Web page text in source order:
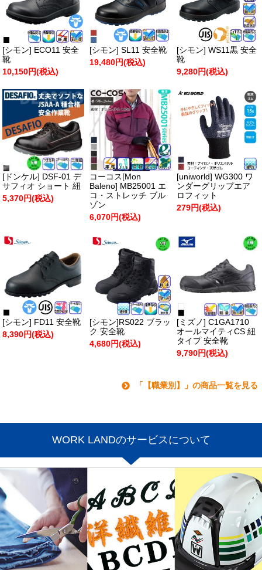
[シモン] ECO11 安全
靴
10,150円(税込)
[シモン] SL11 安全靴
19,480円(税込)
[シモン] WS11黒 安全
靴
9,280円(税込)
[ドンケル] DSF-01 デ
サフィオ ショート 紐
5,370円(税込)
コーコス[Mon
Baleno] MB25001 エ
コ・ストレッチ ブル
ゾン
6,070円(税込)
[uniworld] WG300 ワ
ンダーグリップエア
ロフィット
279円(税込)
[シモン] FD11 安全靴
8,390円(税込)
[シモン]RS022 ブラッ
ク 安全靴
4,680円(税込)
[ミズノ] C1GA1710
オールマイティCS 紐
タイプ 安全靴
9,790円(税込)
「【職業別】」の商品一覧を見る
WORK LANDのサービスについて